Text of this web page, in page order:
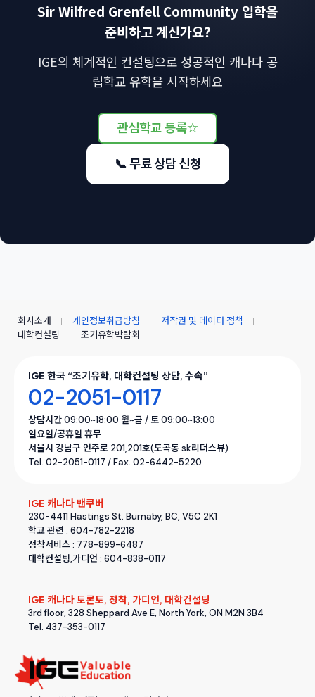
Sir Wilfred Grenfell Community 입학을
준비하고 계신가요?
IGE의 체계적인 컨설팅으로 성공적인 캐나다 공
립학교 유학을 시작하세요
관심학교 등록☆
📞 무료 상담 신청
IGE 한국 “조기유학, 대학컨설팅 상담, 수속”
02-2051-0117
상담시간 09:00~18:00 월~금 / 토 09:00~13:00
일요일/공휴일 휴무
서울시 강남구 언주로 201,201호(도곡동 sk리더스뷰)
Tel. 02-2051-0117 / Fax. 02-6442-5220
IGE 캐나다 밴쿠버
230-4411 Hastings St. Burnaby, BC, V5C 2K1
학교 관련 : 604-782-2218
정착서비스 : 778-899-6487
대학컨설팅,가디언 : 604-838-0117
IGE 캐나다 토론토, 정착, 가디언, 대학컨설팅
3rd floor, 328 Sheppard Ave E, North York, ON M2N 3B4
Tel. 437-353-0117
회사소개 개인정보취급방침
저작권 및 데이터 정책
대학컨설팅
조기유학박람회